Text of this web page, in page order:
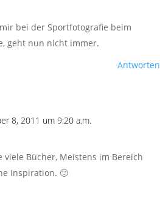
bei der Sportfotografie beim
geht nun nicht immer.
Antworten
8, 2011 um 9:20 a.m.
viele Bücher, Meistens im Bereich
Inspiration. 🙂